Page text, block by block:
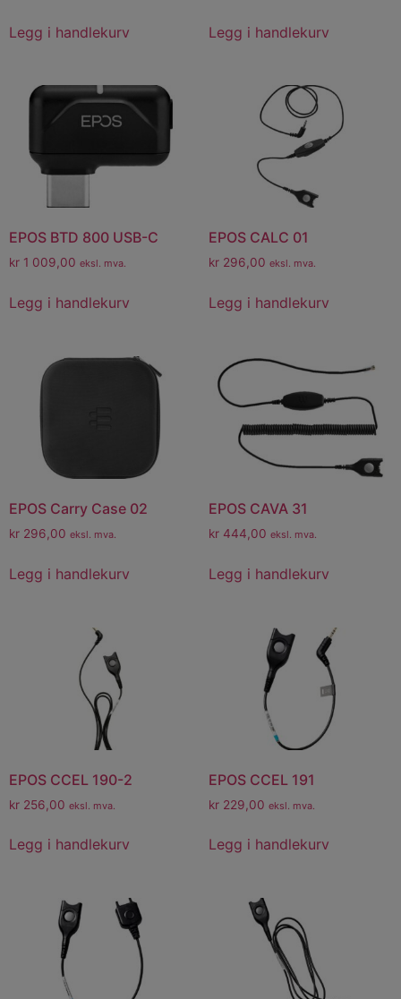
Legg i handlekurv Legg i handlekurv
EPOS BTD 800 USB-C
kr 1 009,00 eksl. mva.
Legg i handlekurv
EPOS CALC 01
kr296,00 eksl. mva.
Legg i handlekurv
EPOS Carry Case 02
kr 296,00 eksl. mva.
Legg i handlekurv
EPOS CAVA 31
kr444,00 eksl. mva.
Legg i handlekurv
EPOS CCEL 190-2
kr 256,00 eksl. mva.
Legg i handlekurv
EPOS CCEL 191
kr229,00 eksl. mva.
Legg i handlekurv